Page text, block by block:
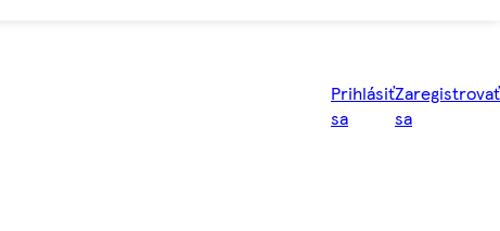
Prihlásiť
sa
Zaregistrovať
sa